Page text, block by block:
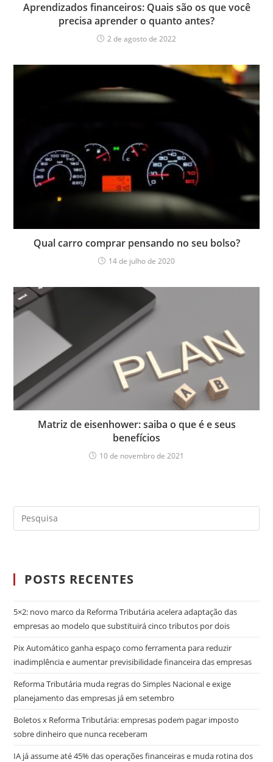
Aprendizados financeiros: Quais são os que você
precisa aprender o quanto antes?
2 de agosto de 2022
Qual carro comprar pensando no seu bolso?
14 de julho de 2020
Matriz de eisenhower: saiba o que é e seus
benefícios
10 de novembro de 2021
POSTS RECENTES
5×2: novo marco da Reforma Tributária acelera adaptação das
empresas ao modelo que substituirá cinco tributos por dois
Pix Automático ganha espaço como ferramenta para reduzir
inadimplência e aumentar previsibilidade financeira das empresas
Reforma Tributária muda regras do Simples Nacional e exige
planejamento das empresas já em setembro
Boletos x Reforma Tributária: empresas podem pagar imposto
sobre dinheiro que nunca receberam
IA já assume até 45% das operações financeiras e muda rotina dos